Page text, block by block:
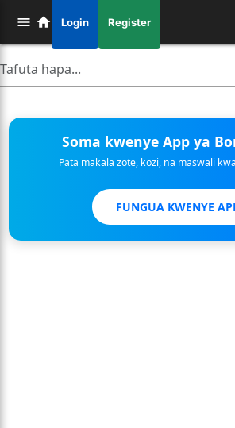
Login Register
Soma kwenye App ya
Pata makala zote, kozi, na maswali
FUNGUA KWENYE